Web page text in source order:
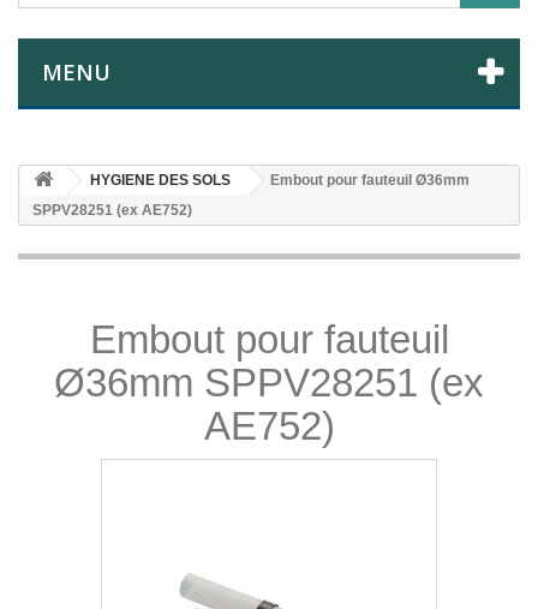
MENU
HYGIENE DES SOLS
Embout pour fauteuil Ø36mm
SPPV28251 (ex AE752)
Embout pour fauteuil
Ø36mm SPPV28251 (ex
AE752)